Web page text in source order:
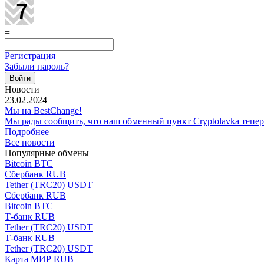
=
Регистрация
Забыли пароль?
Новости
23.02.2024
Мы на BestChange!
Мы рады сообщить, что наш обменный пункт Cryptolavka
Подробнее
Все новости
Популярные обмены
Bitcoin BTC
Сбербанк RUB
Tether (TRC20) USDT
Сбербанк RUB
Bitcoin BTC
Т-банк RUB
Tether (TRC20) USDT
Т-банк RUB
Tether (TRC20) USDT
Карта МИР RUB